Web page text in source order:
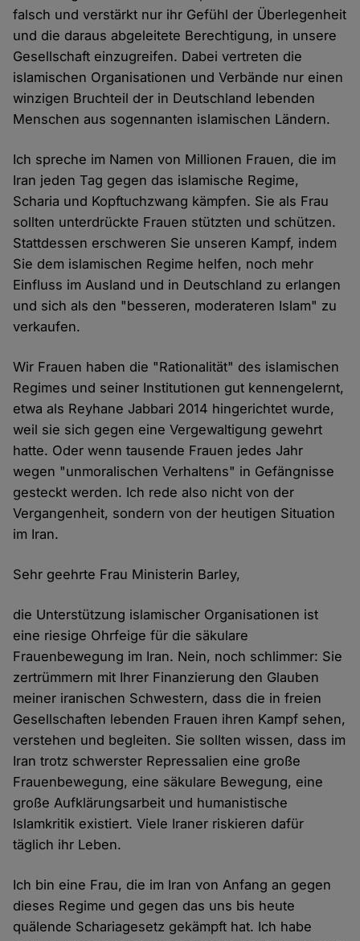
falsch und verstärkt nur ihr Gefühl der Überlegenheit
und die daraus abgeleitete Berechtigung, in unsere
Gesellschaft einzugreifen. Dabei vertreten die
islamischen Organisationen und Verbände nur einen
winzigen Bruchteil der in Deutschland lebenden
Menschen aus sogennanten islamischen Ländern.
Ich spreche im Namen von Millionen Frauen, die im
Iran jeden Tag gegen das islamische Regime,
Scharia und Kopftuchzwang kämpfen. Sie als Frau
sollten unterdrückte Frauen stützten und schützen.
Stattdessen erschweren Sie unseren Kampf, indem
Sie dem islamischen Regime helfen, noch mehr
Einfluss im Ausland und in Deutschland zu erlangen
und sich als den "besseren, moderateren Islam" zu
verkaufen.
Wir Frauen haben die "Rationalität" des islamischen
Regimes und seiner Institutionen gut kennengelernt,
etwa als Reyhane Jabbari 2014 hingerichtet wurde,
weil sie sich gegen eine Vergewaltigung gewehrt
hatte. Oder wenn tausende Frauen jedes Jahr
wegen "unmoralischen Verhaltens" in Gefängnisse
gesteckt werden. Ich rede also nicht von der
Vergangenheit, sondern von der heutigen Situation
im Iran.
Sehr geehrte Frau Ministerin Barley,
die Unterstützung islamischer Organisationen ist
eine riesige Ohrfeige für die säkulare
Frauenbewegung im Iran. Nein, noch schlimmer: Sie
zertrümmern mit Ihrer Finanzierung den Glauben
meiner iranischen Schwestern, dass die in freien
Gesellschaften lebenden Frauen ihren Kampf sehen,
verstehen und begleiten. Sie sollten wissen, dass im
Iran trotz schwerster Repressalien eine große
Frauenbewegung, eine säkulare Bewegung, eine
große Aufklärungsarbeit und humanistische
Islamkritik existiert. Viele Iraner riskieren dafür
täglich ihr Leben.
Ich bin eine Frau, die im Iran von Anfang an gegen
dieses Regime und gegen das uns bis heute
quälende Schariagesetz gekämpft hat. Ich habe